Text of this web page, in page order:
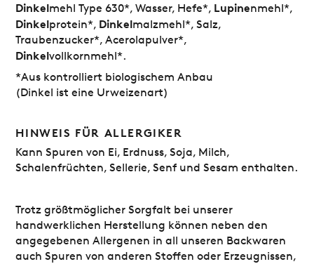
Dinkelmehl Type 630*, Wasser, Hefe*, Lupinenmehl*,
Dinkelprotein*, Dinkelmalzmehl*, Salz,
Traubenzucker*, Acerolapulver*,
Dinkelvollkornmehl*.
*Aus kontrolliert biologischem Anbau
(Dinkel ist eine Urweizenart)
HINWEIS FÜR ALLERGIKER
Kann Spuren von Ei, Erdnuss, Soja, Milch,
Schalenfrüchten, Sellerie, Senf und Sesam enthalten.
Trotz größtmöglicher Sorgfalt bei unserer
handwerklichen Herstellung können neben den
angegebenen Allergenen in all unseren Backwaren
auch Spuren von anderen Stoffen oder Erzeugnissen,